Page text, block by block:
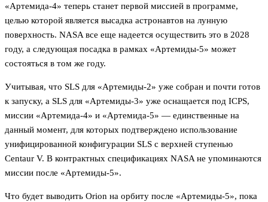
«Артемида-4» теперь станет первой миссией в программе,
целью которой является высадка астронавтов на лунную
поверхность. NASA все еще надеется осуществить это в 2028
году, а следующая посадка в рамках «Артемиды-5» может
состояться в том же году.
Учитывая, что SLS для «Артемиды-2» уже собран и почти готов
к запуску, а SLS для «Артемиды-3» уже оснащается под ICPS,
миссии «Артемида-4» и «Артемида-5» — единственные на
данный момент, для которых подтверждено использование
унифицированной конфигурации SLS с верхней ступенью
Centaur V. В контрактных спецификациях NASA не упоминаются
миссии после «Артемиды-5».
Что будет выводить Orion на орбиту после «Артемиды-5», пока